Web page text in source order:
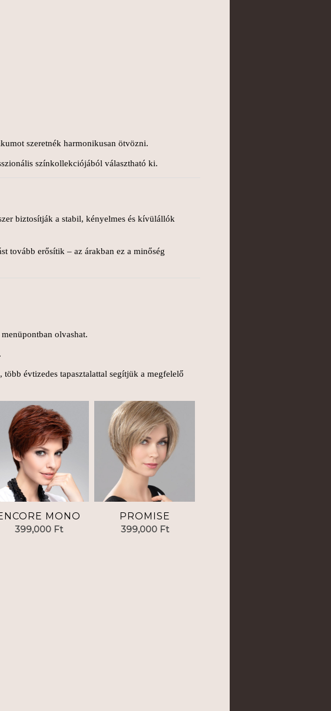
szeretnék harmonikusan ötvözni.
színkollekciójából választható ki.
biztosítják a stabil, kényelmes és kívülállók
tovább erősítik – az árakban ez a minőség
menüpontban olvashat.
évtizedes tapasztalattal segítjük a megfelelő
MONO
399,000 Ft
PROMISE
399,000 Ft